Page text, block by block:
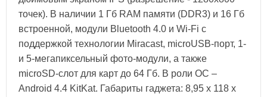
точек). В наличии 1 Гб RAM памяти (DDR3) и 16 Гб
встроенной, модули Bluetooth 4.0 и Wi-Fi с
поддержкой технологии Miracast, microUSB-порт, 1-
и 5-мегапиксельный фото-модули, а также
microSD-слот для карт до 64 Гб. В роли ОС –
Android 4.4 KitKat. Габариты гаджета: 8,95 х 118 х